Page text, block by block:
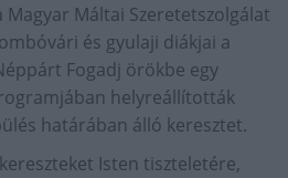
Máltai Szeretetszolgálat
és gyulaji diákjai a
Fogadj örökbe egy
helyreállították
határában álló keresztet.
Isten tiszteletére,